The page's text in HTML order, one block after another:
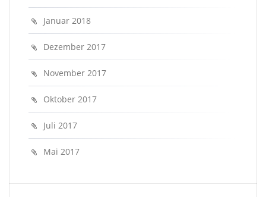
Januar 2018
Dezember 2017
November 2017
Oktober 2017
Juli 2017
Mai 2017